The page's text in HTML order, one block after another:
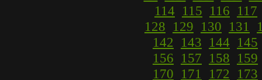
114 115 116 117
128 129 130 131
142
143 144 145
156 157 158 159
170 171 172
173